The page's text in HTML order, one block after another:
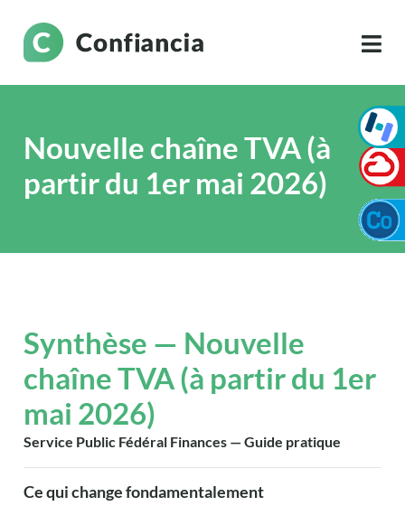
Nouvelle chaîne TVA (à
partir du 1er mai 2026)
Synthèse — Nouvelle
chaîne TVA (à partir du 1er
mai 2026)
Service Public Fédéral Finances — Guide pratique
Ce qui change fondamentalement